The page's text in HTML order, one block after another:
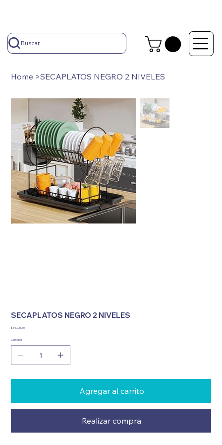
Buscar
Home >SECAPLATOS NEGRO 2 NIVELES
SECAPLATOS NEGRO 2 NIVELES
Precio
$ 34.031,50
Cantidad
Agregar al carrito
Realizar compra